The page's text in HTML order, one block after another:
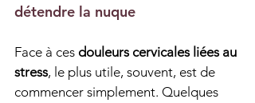
détendre la nuque
Face à ces douleurs cervicales liées au
stress, le plus utile, souvent, est de
commencer simplement. Quelques